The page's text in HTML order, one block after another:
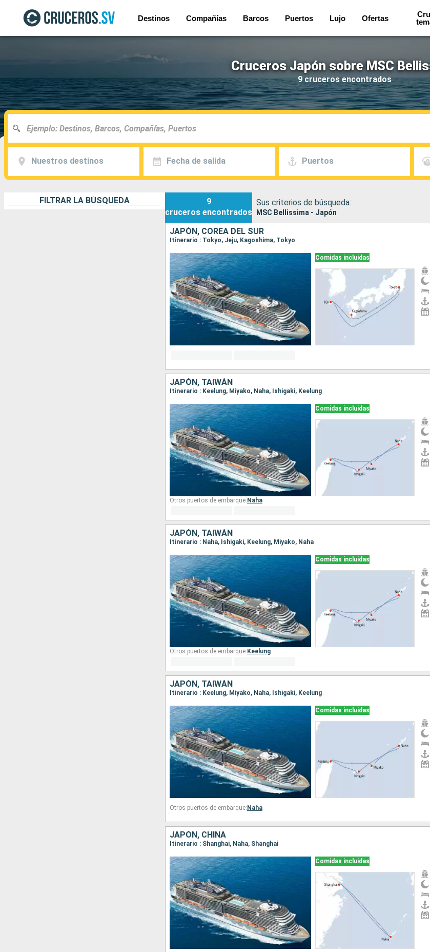
Destinos Compañías Barcos Puertos Lujo Ofertas
Cruceros Japón sobre MSC
9 cruceros encontrados
Nuestros destinos Fecha de salida Puertos
FILTRAR LA BÚSQUEDA
9
cruceros encontrados
Sus criterios de búsqueda:
MSC Bellissima - Japón
JAPÓN, COREA DEL SUR
Itinerario : Tokyo, Jeju, Kagoshima, Tokyo
Comidas incluidas
JAPÓN, TAIWÁN
Itinerario : Keelung, Miyako, Naha, Ishigaki, Keelung
Comidas incluidas
Otros puertos de embarque: Naha
JAPÓN, TAIWÁN
Itinerario : Naha, Ishigaki, Keelung, Miyako, Naha
Comidas incluidas
Otros puertos de embarque: Keelung
JAPÓN, TAIWÁN
Itinerario : Keelung, Miyako, Naha, Ishigaki, Keelung
Comidas incluidas
Otros puertos de embarque: Naha
JAPÓN, CHINA
Itinerario : Shanghai, Naha, Shanghai
Comidas incluidas